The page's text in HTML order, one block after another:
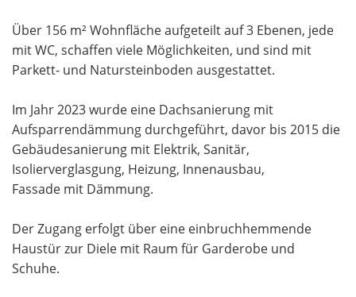
Über 156 m² Wohnfläche aufgeteilt auf 3 Ebenen, jede
mit WC, schaffen viele Möglichkeiten, und sind mit
Parkett- und Natursteinboden ausgestattet.
Im Jahr 2023 wurde eine Dachsanierung mit
Aufsparrendämmung durchgeführt, davor bis 2015 die
Gebäudesanierung mit Elektrik, Sanitär,
Isolierverglasgung, Heizung, Innenausbau,
Fassade mit Dämmung.
Der Zugang erfolgt über eine einbruchhemmende
Haustür zur Diele mit Raum für Garderobe und
Schuhe.